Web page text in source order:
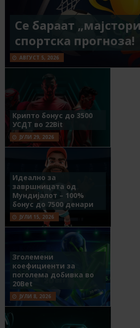
Се бараат
спортска прогноза!
АВГУСТ 5, 2026
Крипто бонус до 3500
УСДТ во 22Bit
ЈУЛИ 29, 2026
Идеално за
завршницата од
Мундијалот – 100%
бонус до 7500 денари
ЈУЛИ 15, 2026
Зголемени
коефициенти за
поголема добивка во
20Bet
ЈУЛИ 8, 2026